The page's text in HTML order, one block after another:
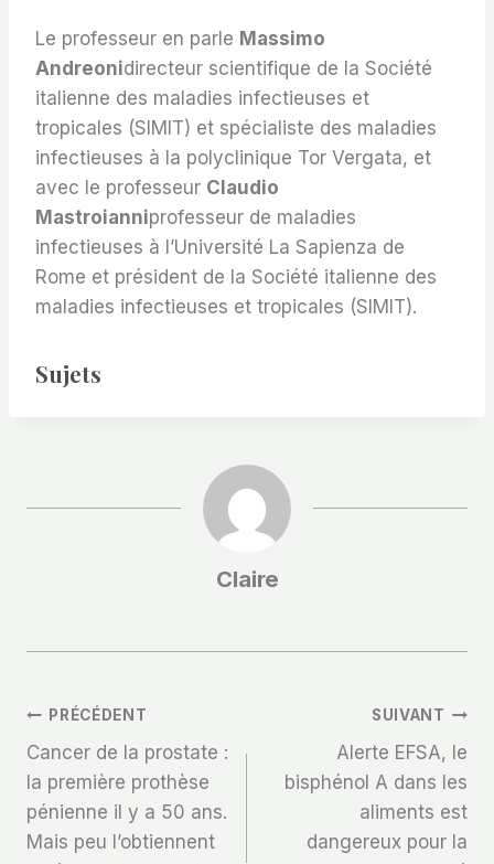
Le professeur en parle Massimo
Andreonidirecteur scientifique de la Société
italienne des maladies infectieuses et
tropicales (SIMIT) et spécialiste des maladies
infectieuses à la polyclinique Tor Vergata, et
avec le professeur Claudio
Mastroianniprofesseur de maladies
infectieuses à l’Université La Sapienza de
Rome et président de la Société italienne des
maladies infectieuses et tropicales (SIMIT).
Sujets
Claire
Navigation
De
L’article
PRÉCÉDENT
Cancer de la prostate :
la première prothèse
pénienne il y a 50 ans.
Mais peu l’obtiennent
SUIVANT
Alerte EFSA, le
bisphénol A dans les
aliments est
dangereux pour la